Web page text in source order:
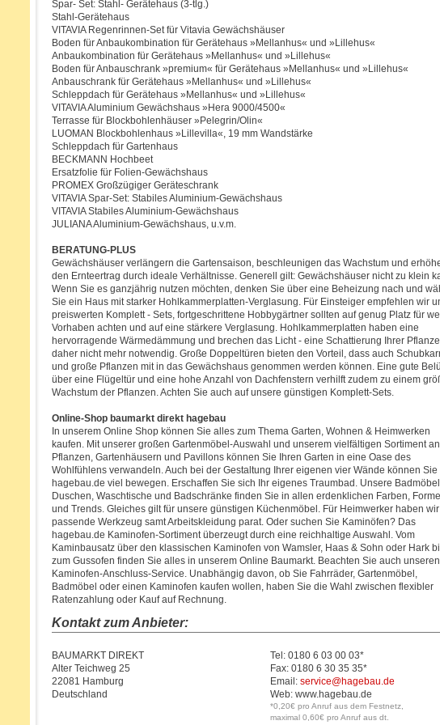
Spar- Set: Stahl- Gerätehaus (3-tlg.)
Stahl-Gerätehaus
VITAVIA Regenrinnen-Set für Vitavia Gewächshäuser
Boden für Anbaukombination für Gerätehaus »Mellanhus« und »Lillehus«
Anbaukombination für Gerätehaus »Mellanhus« und »Lillehus«
Boden für Anbauschrank »premium« für Gerätehaus »Mellanhus« und »Lillehus«
Anbauschrank für Gerätehaus »Mellanhus« und »Lillehus«
Schleppdach für Gerätehaus »Mellanhus« und »Lillehus«
VITAVIA Aluminium Gewächshaus »Hera 9000/4500«
Terrasse für Blockbohlenhäuser »Pelegrin/Olin«
LUOMAN Blockbohlenhaus »Lillevilla«, 19 mm Wandstärke
Schleppdach für Gartenhaus
BECKMANN Hochbeet
Ersatzfolie für Folien-Gewächshaus
PROMEX Großzügiger Geräteschrank
VITAVIA Spar-Set: Stabiles Aluminium-Gewächshaus
VITAVIA Stabiles Aluminium-Gewächshaus
JULIANA Aluminium-Gewächshaus, u.v.m.
BERATUNG-PLUS
Gewächshäuser verlängern die Gartensaison, beschleunigen das Wachstum und
den Ernteertrag durch ideale Verhältnisse. Generell gilt: Gewächshäuser nicht zu klein
Wenn Sie es ganzjährig nutzen möchten, denken Sie über eine Beheizung nach und
Sie ein Haus mit starker Hohlkammerplatten-Verglasung. Für Einsteiger empfehlen wir
preiswerten Komplett - Sets, fortgeschrittene Hobbygärtner sollten auf genug Platz für
Vorhaben achten und auf eine stärkere Verglasung. Hohlkammerplatten haben eine
hervorragende Wärmedämmung und brechen das Licht - eine Schattierung Ihrer
daher nicht mehr notwendig. Große Doppeltüren bieten den Vorteil, dass auch
und große Pflanzen mit in das Gewächshaus genommen werden können. Eine gute
über eine Flügeltür und eine hohe Anzahl von Dachfenstern verhilft zudem zu einem
Wachstum der Pflanzen. Achten Sie auch auf unsere günstigen Komplett-Sets.
Online-Shop baumarkt direkt hagebau
In unserem Online Shop können Sie alles zum Thema Garten, Wohnen & Heimwerken
kaufen. Mit unserer großen Gartenmöbel-Auswahl und unserem vielfältigen Sortiment an
Pflanzen, Gartenhäusern und Pavillons können Sie Ihren Garten in eine Oase des
Wohlfühlens verwandeln. Auch bei der Gestaltung Ihrer eigenen vier Wände können Sie
hagebau.de viel bewegen. Erschaffen Sie sich Ihr eigenes Traumbad. Unsere
Duschen, Waschtische und Badschränke finden Sie in allen erdenklichen Farben,
und Trends. Gleiches gilt für unsere günstigen Küchenmöbel. Für Heimwerker haben
passende Werkzeug samt Arbeitskleidung parat. Oder suchen Sie Kaminöfen? Das
hagebau.de Kaminofen-Sortiment überzeugt durch eine reichhaltige Auswahl. Vom
Kaminbausatz über den klassischen Kaminofen von Wamsler, Haas & Sohn oder Hark
zum Gussofen finden Sie alles in unserem Online Baumarkt. Beachten Sie auch unseren
Kaminofen-Anschluss-Service. Unabhängig davon, ob Sie Fahrräder, Gartenmöbel,
Badmöbel oder einen Kaminofen kaufen wollen, haben Sie die Wahl zwischen flexibler
Ratenzahlung oder Kauf auf Rechnung.
Kontakt zum Anbieter:
BAUMARKT DIREKT
Alter Teichweg 25
22081 Hamburg
Deutschland
Tel: 0180 6 03 00 03*
Fax: 0180 6 30 35 35*
Email: service@hagebau.de
Web: www.hagebau.de
*0,20€ pro Anruf aus dem Festnetz,
maximal 0,60€ pro Anruf aus dt.